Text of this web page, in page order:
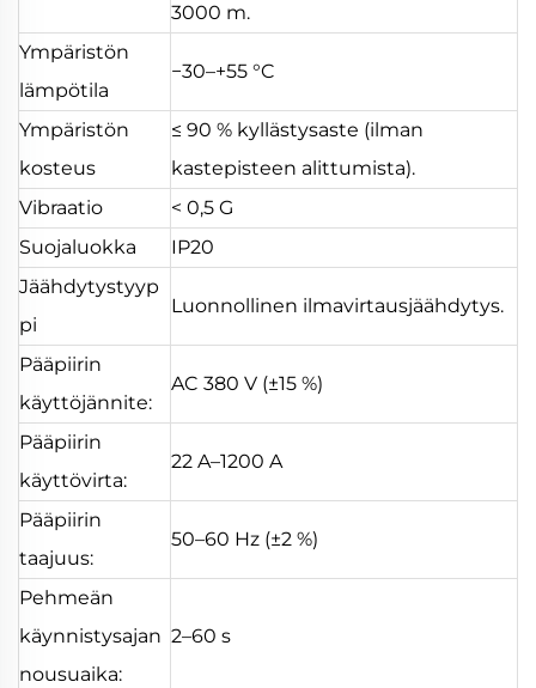
3000 m.
Ympäristön
lämpötila
−30–+55 °C
Ympäristön
kosteus
≤ 90 % kyllästysaste (ilman
kastepisteen alittumista).
Vibraatio
< 0,5 G
Suojaluokka
IP20
Jäähdytystyyp
pi
Luonnollinen ilmavirtausjäähdytys.
Pääpiirin
käyttöjännite:
AC 380 V (±15 %)
Pääpiirin
käyttövirta:
22 A–1200 A
Pääpiirin
taajuus:
50–60 Hz (±2 %)
Pehmeän
käynnistysajan
nousuaika:
2–60 s